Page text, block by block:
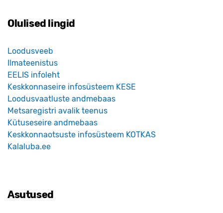
Olulised lingid
Loodusveeb
Ilmateenistus
EELIS infoleht
Keskkonnaseire infosüsteem KESE
Loodusvaatluste andmebaas
Metsaregistri avalik teenus
Kütuseseire andmebaas
Keskkonnaotsuste infosüsteem KOTKAS
Kalaluba.ee
Asutused